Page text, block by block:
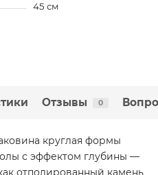
45 см
Отзывы 0
круглая формы
с эффектом глубины —
отполированный камень